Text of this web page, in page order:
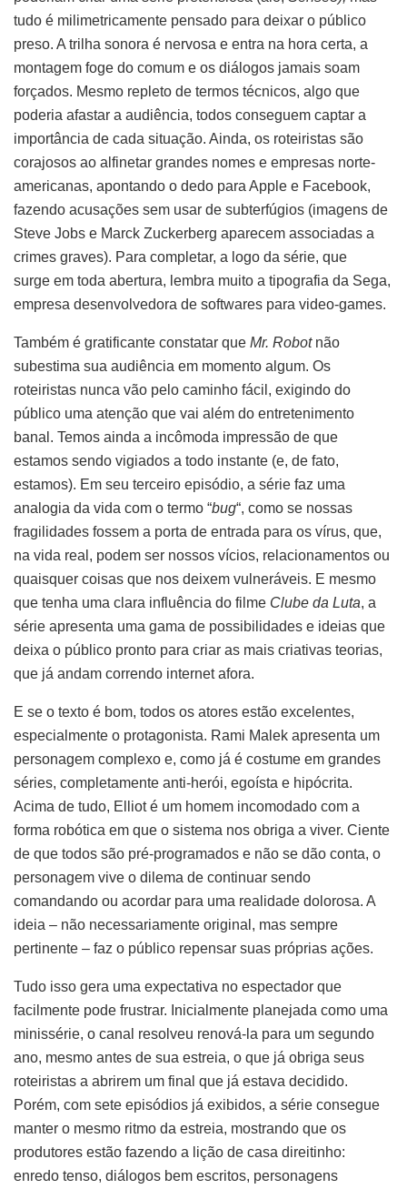
tudo é milimetricamente pensado para deixar o público
preso. A trilha sonora é nervosa e entra na hora certa, a
montagem foge do comum e os diálogos jamais soam
forçados. Mesmo repleto de termos técnicos, algo que
poderia afastar a audiência, todos conseguem captar a
importância de cada situação. Ainda, os roteiristas são
corajosos ao alfinetar grandes nomes e empresas norte-
americanas, apontando o dedo para Apple e Facebook,
fazendo acusações sem usar de subterfúgios (imagens de
Steve Jobs e Marck Zuckerberg aparecem associadas a
crimes graves). Para completar, a logo da série, que
surge em toda abertura, lembra muito a tipografia da Sega,
empresa desenvolvedora de softwares para video-games.
Também é gratificante constatar que Mr. Robot não
subestima sua audiência em momento algum. Os
roteiristas nunca vão pelo caminho fácil, exigindo do
público uma atenção que vai além do entretenimento
banal. Temos ainda a incômoda impressão de que
estamos sendo vigiados a todo instante (e, de fato,
estamos). Em seu terceiro episódio, a série faz uma
analogia da vida com o termo “bug“, como se nossas
fragilidades fossem a porta de entrada para os vírus, que,
na vida real, podem ser nossos vícios, relacionamentos ou
quaisquer coisas que nos deixem vulneráveis. E mesmo
que tenha uma clara influência do filme Clube da Luta, a
série apresenta uma gama de possibilidades e ideias que
deixa o público pronto para criar as mais criativas teorias,
que já andam correndo internet afora.
E se o texto é bom, todos os atores estão excelentes,
especialmente o protagonista. Rami Malek apresenta um
personagem complexo e, como já é costume em grandes
séries, completamente anti-herói, egoísta e hipócrita.
Acima de tudo, Elliot é um homem incomodado com a
forma robótica em que o sistema nos obriga a viver. Ciente
de que todos são pré-programados e não se dão conta, o
personagem vive o dilema de continuar sendo
comandando ou acordar para uma realidade dolorosa. A
ideia – não necessariamente original, mas sempre
pertinente – faz o público repensar suas próprias ações.
Tudo isso gera uma expectativa no espectador que
facilmente pode frustrar. Inicialmente planejada como uma
minissérie, o canal resolveu renová-la para um segundo
ano, mesmo antes de sua estreia, o que já obriga seus
roteiristas a abrirem um final que já estava decidido.
Porém, com sete episódios já exibidos, a série consegue
manter o mesmo ritmo da estreia, mostrando que os
produtores estão fazendo a lição de casa direitinho:
enredo tenso, diálogos bem escritos, personagens